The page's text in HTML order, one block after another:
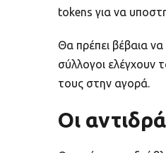
tokens για να
Θα πρέπει βέβαια
σύλλογοι ελέγχουν
τους στην αγορά.
Οι